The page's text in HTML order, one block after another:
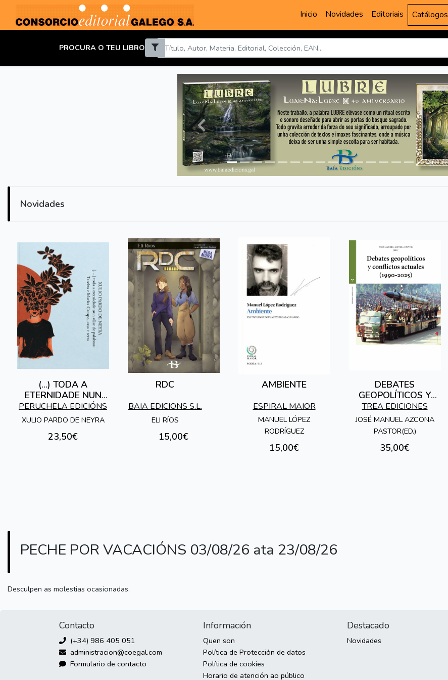
Inicio Novidades Editoriais Catálogos
PROCURA O TEU LIBRO
Anterior
Novidades
(...) TODA A
ETERNIDADE NUN
OLLAR DE
PALABRAS: TAREIXA
CASA E TERRA
PERUCHELA EDICIÓNS
XULIO PARDO DE NEYRA
23,50€
RDC
BAIA EDICIONS S.L.
ELI RÍOS
15,00€
AMBIENTE
ESPIRAL MAIOR
MANUEL LÓPEZ
RODRÍGUEZ
15,00€
DEBATES
GEOPOLÍTICOS Y
CONFLICTOS
ACTUALES (1990-
2025)
TREA EDICIONES
JOSÉ MANUEL AZCONA
PASTOR(ED.)
35,00€
PECHE POR VACACIÓNS 03/08/26 ata 23/08/26
Desculpen as molestias ocasionadas.
Contacto
(+34) 986 405 051
administracion@coegal.com
Formulario de contacto
Información
Quen son
Política de Protección de datos
Política de cookies
Horario de atención ao público
Destacado
Novidades